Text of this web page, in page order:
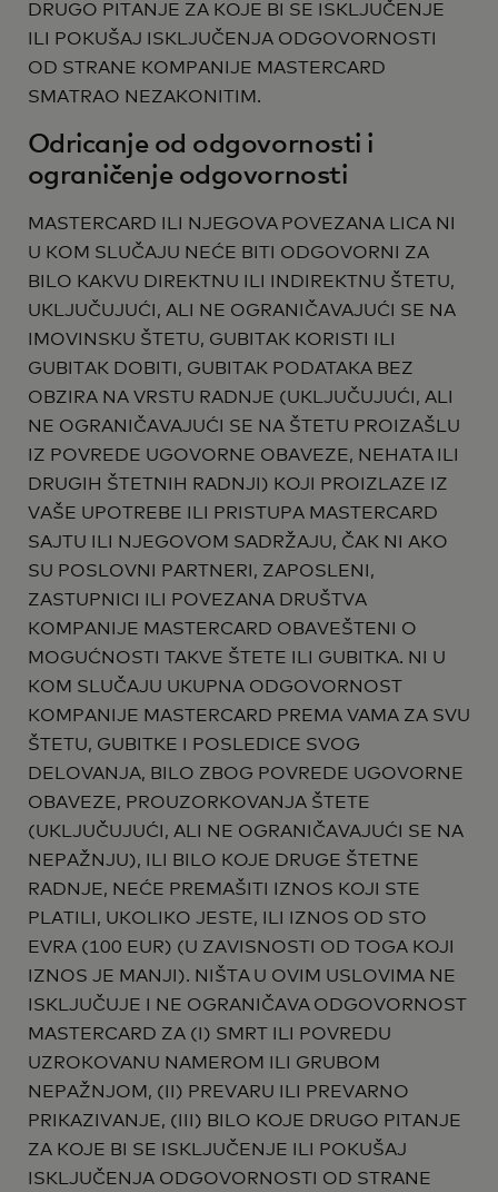
DRUGO PITANJE ZA KOJE BI SE ISKLJUČENJE
ILI POKUŠAJ ISKLJUČENJA ODGOVORNOSTI
OD STRANE KOMPANIJE MASTERCARD
SMATRAO NEZAKONITIM.
Odricanje od odgovornosti i
ograničenje odgovornosti
MASTERCARD ILI NJEGOVA POVEZANA LICA NI
U KOM SLUČAJU NEĆE BITI ODGOVORNI ZA
BILO KAKVU DIREKTNU ILI INDIREKTNU ŠTETU,
UKLJUČUJUĆI, ALI NE OGRANIČAVAJUĆI SE NA
IMOVINSKU ŠTETU, GUBITAK KORISTI ILI
GUBITAK DOBITI, GUBITAK PODATAKA BEZ
OBZIRA NA VRSTU RADNJE (UKLJUČUJUĆI, ALI
NE OGRANIČAVAJUĆI SE NA ŠTETU PROIZAŠLU
IZ POVREDE UGOVORNE OBAVEZE, NEHATA ILI
DRUGIH ŠTETNIH RADNJI) KOJI PROIZLAZE IZ
VAŠE UPOTREBE ILI PRISTUPA MASTERCARD
SAJTU ILI NJEGOVOM SADRŽAJU, ČAK NI AKO
SU POSLOVNI PARTNERI, ZAPOSLENI,
ZASTUPNICI ILI POVEZANA DRUŠTVA
KOMPANIJE MASTERCARD OBAVEŠTENI O
MOGUĆNOSTI TAKVE ŠTETE ILI GUBITKA. NI U
KOM SLUČAJU UKUPNA ODGOVORNOST
KOMPANIJE MASTERCARD PREMA VAMA ZA SVU
ŠTETU, GUBITKE I POSLEDICE SVOG
DELOVANJA, BILO ZBOG POVREDE UGOVORNE
OBAVEZE, PROUZORKOVANJA ŠTETE
(UKLJUČUJUĆI, ALI NE OGRANIČAVAJUĆI SE NA
NEPAŽNJU), ILI BILO KOJE DRUGE ŠTETNE
RADNJE, NEĆE PREMAŠITI IZNOS KOJI STE
PLATILI, UKOLIKO JESTE, ILI IZNOS OD STO
EVRA (100 EUR) (U ZAVISNOSTI OD TOGA KOJI
IZNOS JE MANJI). NIŠTA U OVIM USLOVIMA NE
ISKLJUČUJE I NE OGRANIČAVA ODGOVORNOST
MASTERCARD ZA (I) SMRT ILI POVREDU
UZROKOVANU NAMEROM ILI GRUBOM
NEPAŽNJOM, (II) PREVARU ILI PREVARNO
PRIKAZIVANJE, (III) BILO KOJE DRUGO PITANJE
ZA KOJE BI SE ISKLJUČENJE ILI POKUŠAJ
ISKLJUČENJA ODGOVORNOSTI OD STRANE